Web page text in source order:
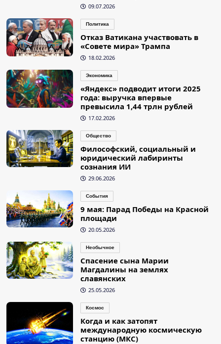
09.07.2026
Политика
Отказ Ватикана участвовать в
«Совете мира» Трампа
18.02.2026
Экономика
«Яндекс» подводит итоги 2025
года: выручка впервые
превысила 1,44 трлн рублей
17.02.2026
Общество
Философский, социальный и
юридический лабиринты
сознания ИИ
29.06.2026
События
9 мая: Парад Победы на Красной
площади
20.05.2026
Необычное
Спасение сына Марии
Магдалины на землях
славянских
25.05.2026
Космос
Когда и как затопят
международную космическую
станцию (МКС)